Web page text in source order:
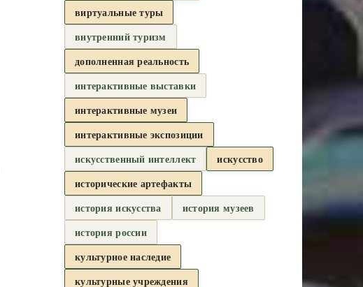
виртуальные туры
внутренний туризм
дополненная реальность
интерактивные выставки
интерактивные музеи
интерактивные экспозиции
искусственный интеллект
искусство
исторические артефакты
история искусства
история музеев
история россии
культурное наследие
культурные учреждения